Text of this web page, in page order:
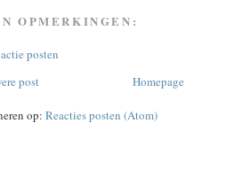
OPMERKINGEN:
posten
post
Homepage
op: Reacties posten (Atom)